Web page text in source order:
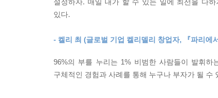
다. 성경에서는 부의 기본 원리를 씨를 뿌리고 수
법칙이기 때문이다.” 받기 위해서는 먼저 주어야
다. 아무것도 하려고 하지 않으면서, 아무것도 주
조성희 대표는 마인드의 볼모지라고 할 수 있는
일을 선택했던 이유는 본인 자신의 삶이 송두리째
심정으로 용하다고 소문난 왕십리 점집에 찾아
내몰린 느낌이었다. 오기가 생겼다. 인생, 뒤집
매일매일 노력을 거듭했고 독학으로 영어를 마
있다.
- 켈리 최 (글로벌 기업 켈리델리 창업자, 『파리에
96%의 부를 누리는 1% 비범한 사람들이 발휘
구체적인 경험과 사례를 통해 누구나 부자가 될